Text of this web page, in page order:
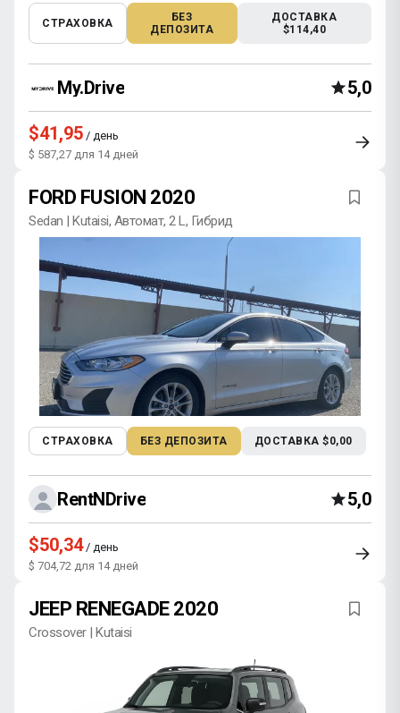
СТРАХОВКА
БЕЗ
ДЕПОЗИТА
ДОСТАВКА
$114,40
My.Drive 5,0
$41,95 / день
$ 587,27 для 14 дней
FORD FUSION 2020
Sedan | Kutaisi, Автомат, 2 L, Гибрид
СТРАХОВКА БЕЗ ДЕПОЗИТА ДОСТАВКА $0,00
RentNDrive 5,0
$50,34/ день
$ 704,72 для 14 дней
JEEP RENEGADE 2020
Crossover | Kutaisi